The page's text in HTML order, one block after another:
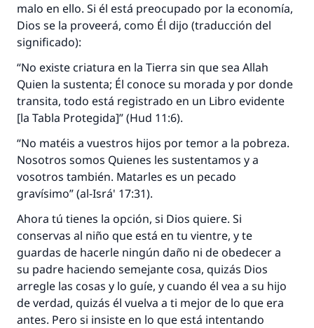
malo en ello. Si él está preocupado por la economía,
Dios se la proveerá, como Él dijo (traducción del
significado):
“No existe criatura en la Tierra sin que sea Allah
Quien la sustenta; Él conoce su morada y por donde
transita, todo está registrado en un Libro evidente
[la Tabla Protegida]” (Hud 11:6).
“No matéis a vuestros hijos por temor a la pobreza.
Nosotros somos Quienes les sustentamos y a
vosotros también. Matarles es un pecado
gravísimo” (al-Isrá' 17:31).
Ahora tú tienes la opción, si Dios quiere. Si
conservas al niño que está en tu vientre, y te
guardas de hacerle ningún daño ni de obedecer a
su padre haciendo semejante cosa, quizás Dios
arregle las cosas y lo guíe, y cuando él vea a su hijo
de verdad, quizás él vuelva a ti mejor de lo que era
antes. Pero si insiste en lo que está intentando
La respuesta no. 110845 salvó un
matrimonio.
Desde la Q hasta la A, su contribución ayuda a
IslamQA.
bien obtendrá la misma recompensa que
aquellos que lo realicen."
(MUSLIM, 1893)
Contribuir